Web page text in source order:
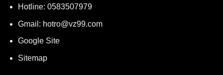
Hotline: 0583507979
Gmail: hotro@vz99.com
Google Site
Sitemap